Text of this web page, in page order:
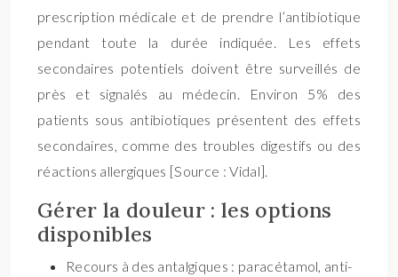
prescription médicale et de prendre l’antibiotique
pendant toute la durée indiquée. Les effets
secondaires potentiels doivent être surveillés de
près et signalés au médecin. Environ 5% des
patients sous antibiotiques présentent des effets
secondaires, comme des troubles digestifs ou des
réactions allergiques [Source : Vidal].
Gérer la douleur : les options
disponibles
Recours à des antalgiques : paracétamol, anti-